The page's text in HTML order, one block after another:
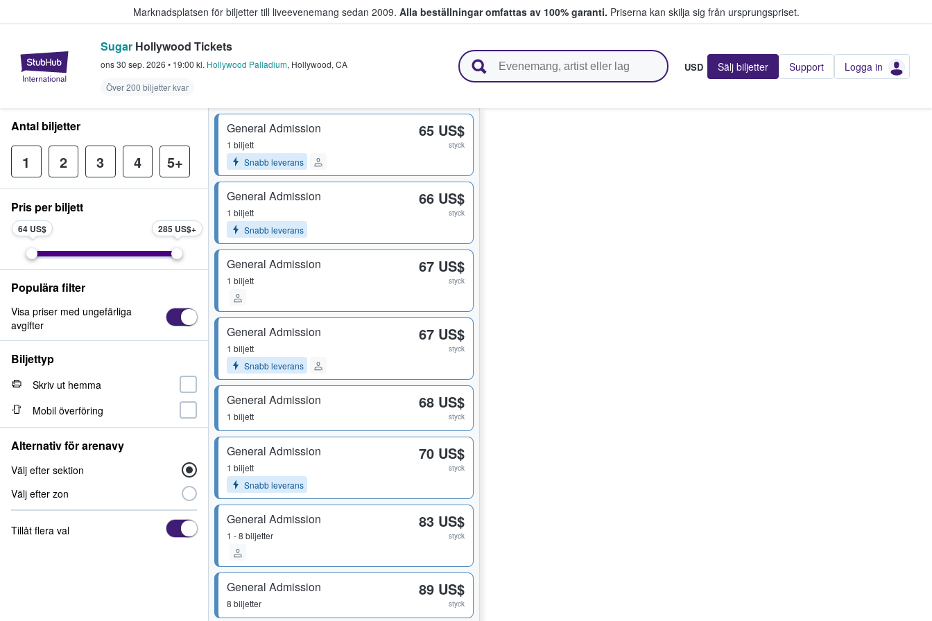
Marknadsplatsen för biljetter till liveevenemang sedan 2009. Alla beställningar omfattas av 100% garanti. Priserna kan skilja sig från ursprungspriset.
StubHub – där fans köper och säljer biljetter.
Sugar Hollywood Tickets
ons 30 sep. 2026 • 19:00 kl. Hollywood Palladium, Hollywood, CA
Över 200 biljetter kvar
USD Sälj biljetter Support Logga in
General Admission
1 biljett
Snabb leverans
65 US$
styck
General Admission
1 biljett
Snabb leverans
66 US$
styck
General Admission
1 biljett
67 US$
styck
General Admission
1 biljett
Snabb leverans
67 US$
styck
General Admission
1 biljett
68 US$
styck
General Admission
1 biljett
Snabb leverans
70 US$
styck
General Admission
1 - 8 biljetter
83 US$
styck
General Admission
8 biljetter
89 US$
styck
Antal biljetter
1 2 3 4 5+
Pris per biljett
64 US$ 285 US$
Populära filter
Visa priser med ungefärliga
avgifter
Biljettyp
Skriv ut hemma
Mobil överföring
Alternativ för arenavy
Välj efter sektion
Välj efter zon
Tillåt flera val